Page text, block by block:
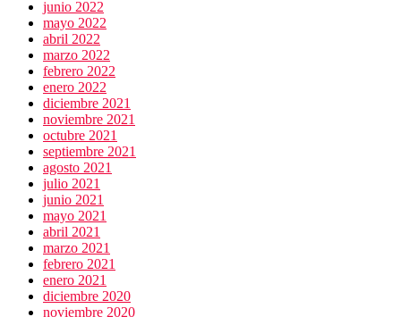
junio 2022
mayo 2022
abril 2022
marzo 2022
febrero 2022
enero 2022
diciembre 2021
noviembre 2021
octubre 2021
septiembre 2021
agosto 2021
julio 2021
junio 2021
mayo 2021
abril 2021
marzo 2021
febrero 2021
enero 2021
diciembre 2020
noviembre 2020